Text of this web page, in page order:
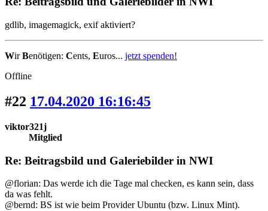
gdlib, imagemagick, exif aktiviert?
WirBenötigen: Cents, Euros... jetzt spenden!
Offline
#22 17.04.2020 16:16:45
viktor321j
Mitglied
Re: Beitragsbild und Galeriebilder in NWI
@florian: Das werde ich die Tage mal checken, es kann sein, dass
da was fehlt.
@bernd: BS ist wie beim Provider Ubuntu (bzw. Linux Mint).